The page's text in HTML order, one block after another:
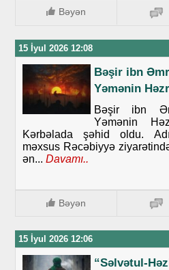
Bəyən
15 İyul 2026 12:08
Bəşir ibn
Yəmənin
Bəşir ibn
Yəmənin
Kərbəlada şəhid oldu.
məxsus Rəcəbiyyə
ən... Davamı..
Bəyən
15 İyul 2026 12:06
“Səlvətul-